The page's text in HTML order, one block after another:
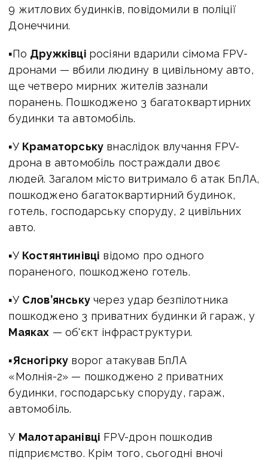
9 житлових будинків, повідомили в поліції
Донеччини.
▪По Дружківці росіяни вдарили сімома FPV-
дронами — вбили людину в цивільному авто,
ще четверо мирних жителів зазнали
поранень. Пошкоджено 3 багатоквартирних
будинки та автомобіль.
▪У Краматорську внаслідок влучання FPV-
дрона в автомобіль постраждали двоє
людей. Загалом місто витримало 6 атак БпЛА,
пошкоджено багатоквартирний будинок,
готель, господарську споруду, 2 цивільних
авто.
▪У Костянтинівці відомо про одного
пораненого, пошкоджено готель.
▪У Слов’янськучерез удар безпілотника
пошкоджено 3 приватних будинки й гараж, у
Маяках — об'єкт інфраструктури.
▪Ясногірку ворог атакував БпЛА
«Молнія-2» — пошкоджено 2 приватних
будинки, господарську споруду, гараж,
автомобіль.
У Малотаранівці FPV-дрон пошкодив
підприємство. Крім того, сьогодні вночі